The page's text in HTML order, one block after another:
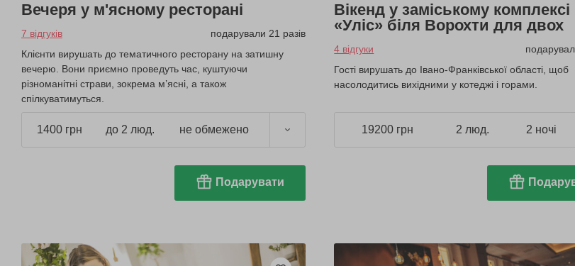
Вечеря у м'ясному ресторані
7 відгуків
подарували 21 разів
Клієнти вирушать до тематичного ресторану на затишну
вечерю. Вони приємно проведуть час, куштуючи
різноманітні страви, зокрема м’ясні, а також
спілкуватимуться.
1400 грн до 2 люд. не обмежено
Подарувати
Вікенд у заміському комплексі
«Уліс» біля Ворохти для двох
4 відгуки
Гості вирушать до Івано-Франківської області, щоб
насолодитись вихідними у котеджі і горами.
19200 грн 2 люд. 2 ночі